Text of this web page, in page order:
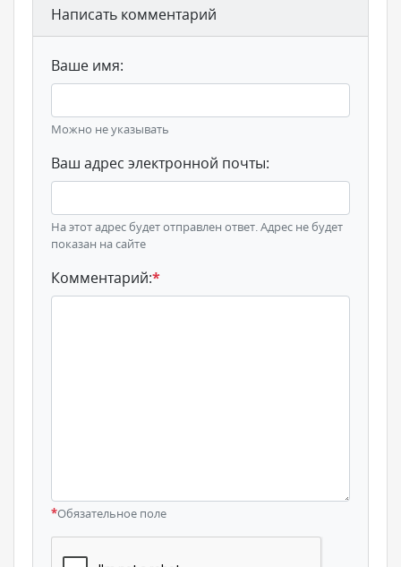
Написать комментарий
Ваше имя:
Можно не указывать
Ваш адрес электронной почты:
На этот адрес будет отправлен ответ. Адрес не будет
показан на сайте
Комментарий:*
*Обязательное поле